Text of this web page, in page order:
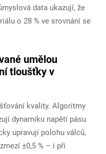
data ukazují, že
o 28 % ve srovnání se
umělou
tloušťky v
kvality. Algoritmy
dynamiku napětí pásu
upravují polohu válců,
±0,5 % – i při